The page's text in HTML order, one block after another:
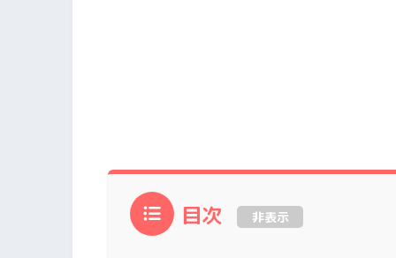
目次 非表示